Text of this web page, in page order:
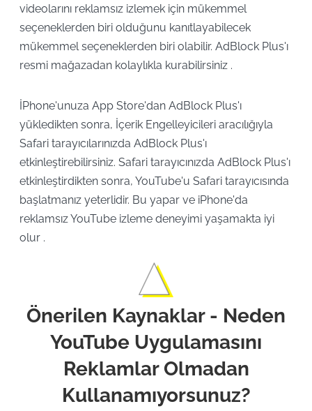
videolarını reklamsız izlemek için mükemmel
seçeneklerden biri olduğunu kanıtlayabilecek
mükemmel seçeneklerden biri olabilir. AdBlock Plus'ı
resmi mağazadan kolaylıkla kurabilirsiniz .
İPhone'unuza App Store'dan AdBlock Plus'ı
yükledikten sonra, İçerik Engelleyicileri aracılığıyla
Safari tarayıcılarınızda AdBlock Plus'ı
etkinleştirebilirsiniz. Safari tarayıcınızda AdBlock Plus'ı
etkinleştirdikten sonra, YouTube'u Safari tarayıcısında
başlatmanız yeterlidir. Bu yapar ve iPhone'da
reklamsız YouTube izleme deneyimi yaşamakta iyi
olur .
Önerilen Kaynaklar - Neden
YouTube Uygulamasını
Reklamlar Olmadan
Kullanamıyorsunuz?